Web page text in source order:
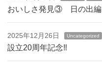
おいしさ発見③ 日の出編
2025年12月26日 Uncategorized
設立20周年記念‼